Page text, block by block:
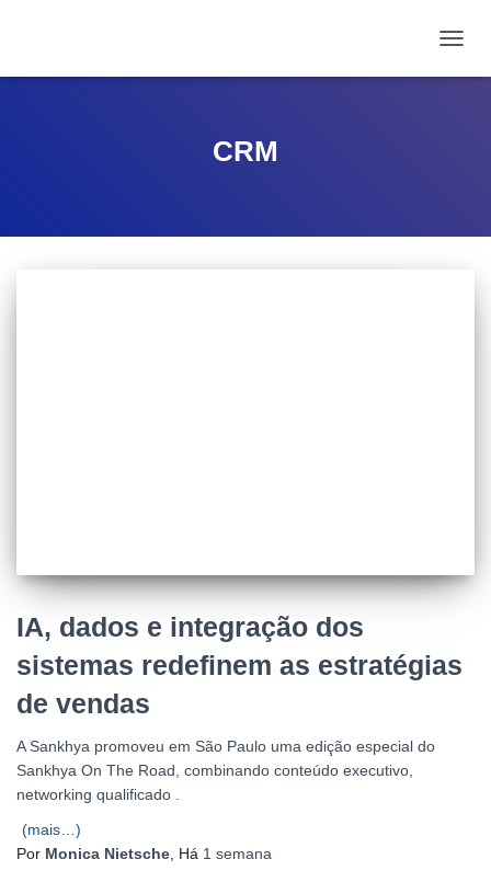
CRM
IA, dados e integração dos
sistemas redefinem as estratégias
de vendas
A Sankhya promoveu em São Paulo uma edição especial do
Sankhya On The Road, combinando conteúdo executivo,
networking qualificado .
(mais…)
Por Monica Nietsche , Há 1 semana